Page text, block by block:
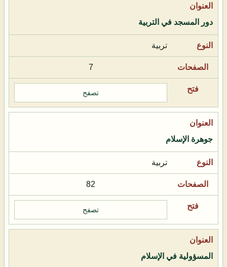
دور المسجد في التربية
تربية
7
تصفح
جوهرة الإسلام
تربية
82
تصفح
المسؤولية في الإسلام